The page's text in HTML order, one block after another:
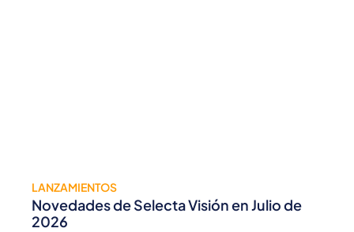
LANZAMIENTOS
Novedades de Selecta Visión en Julio de
2026